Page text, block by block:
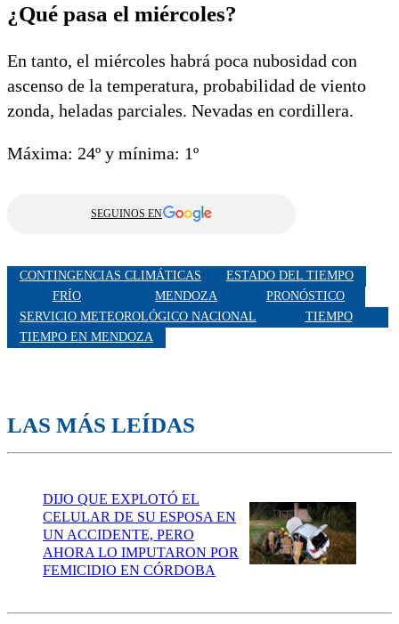
¿Qué pasa el miércoles?
En tanto, el miércoles habrá poca nubosidad con
ascenso de la temperatura, probabilidad de viento
zonda, heladas parciales. Nevadas en cordillera.
Máxima: 24º y mínima: 1º
SEGUINOS EN
CONTINGENCIAS CLIMÁTICAS
ESTADO DEL TIEMPO
FRÍO
MENDOZA
PRONÓSTICO
SERVICIO METEOROLÓGICO NACIONAL
TIEMPO
TIEMPO EN MENDOZA
LAS MÁS LEÍDAS
DIJO QUE EXPLOTÓ EL
CELULAR DE SU ESPOSA EN
UN ACCIDENTE, PERO
AHORA LO IMPUTARON POR
FEMICIDIO EN CÓRDOBA